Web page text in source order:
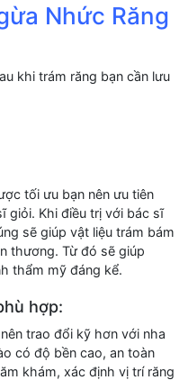
Nhức Răng
khi trám răng bạn cần lưu
tối ưu bạn nên ưu tiên
giỏi. Khi điều trị với bác sĩ
sẽ giúp vật liệu trám bám
thương. Từ đó sẽ giúp
thẩm mỹ đáng kể.
hợp:
trao đổi kỹ hơn với nha
có độ bền cao, an toàn
khám, xác định vị trí răng